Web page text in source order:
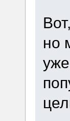
но